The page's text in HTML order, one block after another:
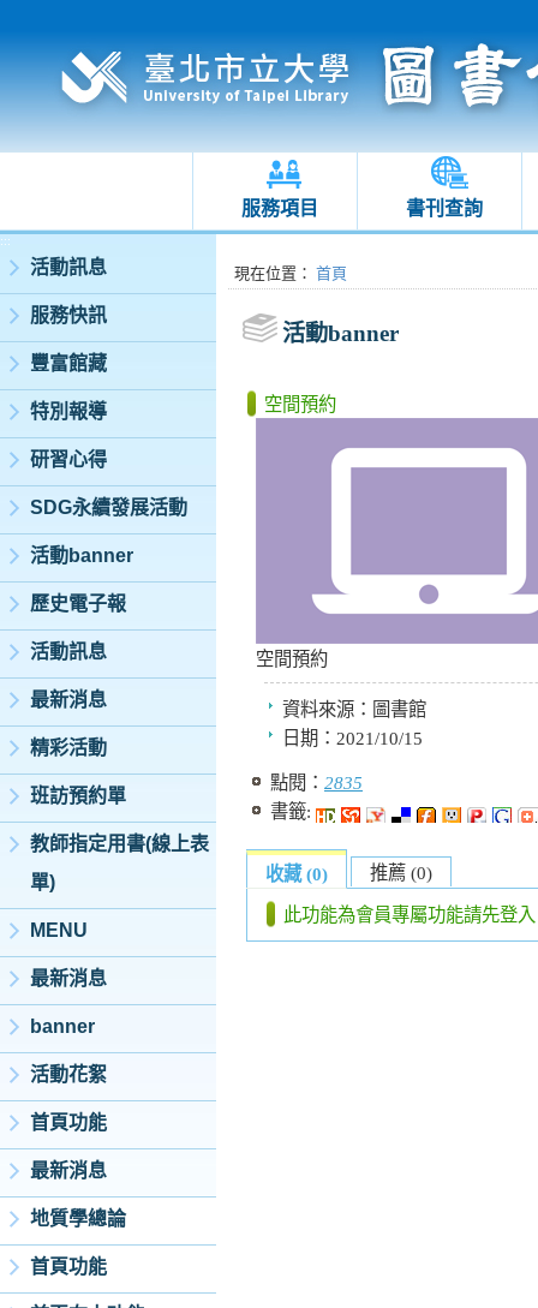
服務項目 書刊查詢
:::
活動訊息
服務快訊
豐富館藏
特別報導
研習心得
SDG永續發展活動
活動banner
歷史電子報
活動訊息
最新消息
精彩活動
班訪預約單
教師指定用書(線上表
單)
MENU
最新消息
banner
活動花絮
首頁功能
最新消息
地質學總論
首頁功能
:::現在位置 ： 首頁
活動banner
空間預約
空間預約
資料來源： 圖書館
日期： 2021/10/15
點閱： 2835
書籤:
收藏 (0) 推薦 (0)
此功能為會員專屬功能請先登入